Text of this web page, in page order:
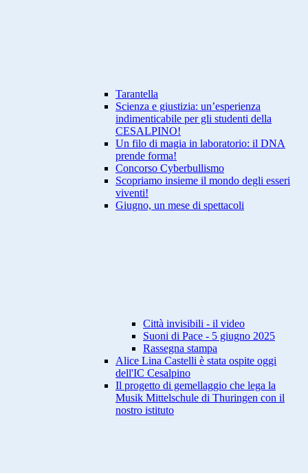
Tarantella
Scienza e giustizia: un’esperienza
indimenticabile per gli studenti della
CESALPINO!
Un filo di magia in laboratorio: il DNA
prende forma!
Concorso Cyberbullismo
Scopriamo insieme il mondo degli esseri
viventi!
Giugno, un mese di spettacoli
Città invisibili - il video
Suoni di Pace - 5 giugno 2025
Rassegna stampa
Alice Lina Castelli è stata ospite oggi
dell'IC Cesalpino
Il progetto di gemellaggio che lega la
Musik Mittelschule di Thuringen con il
nostro istituto